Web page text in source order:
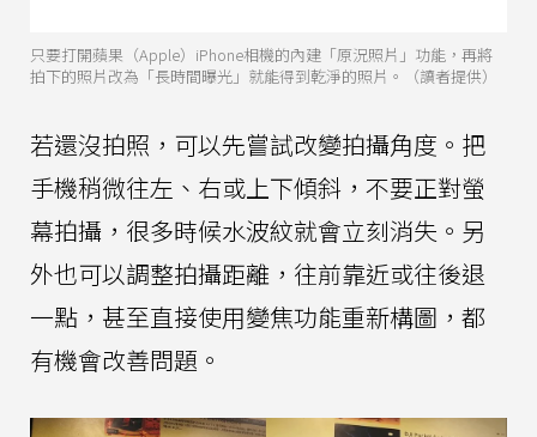
只要打開蘋果（Apple）iPhone相機的內建「原況照片」功能，再將
拍下的照片改為「長時間曝光」就能得到乾淨的照片。（讀者提供）
若還沒拍照，可以先嘗試改變拍攝角度。把
手機稍微往左、右或上下傾斜，不要正對螢
幕拍攝，很多時候水波紋就會立刻消失。另
外也可以調整拍攝距離，往前靠近或往後退
一點，甚至直接使用變焦功能重新構圖，都
有機會改善問題。